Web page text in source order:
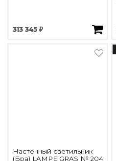
313 345 ₽
Настенный светильник
(Бра) LAMPE GRAS № 204